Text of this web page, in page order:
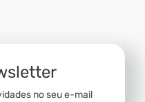
no seu e-mail